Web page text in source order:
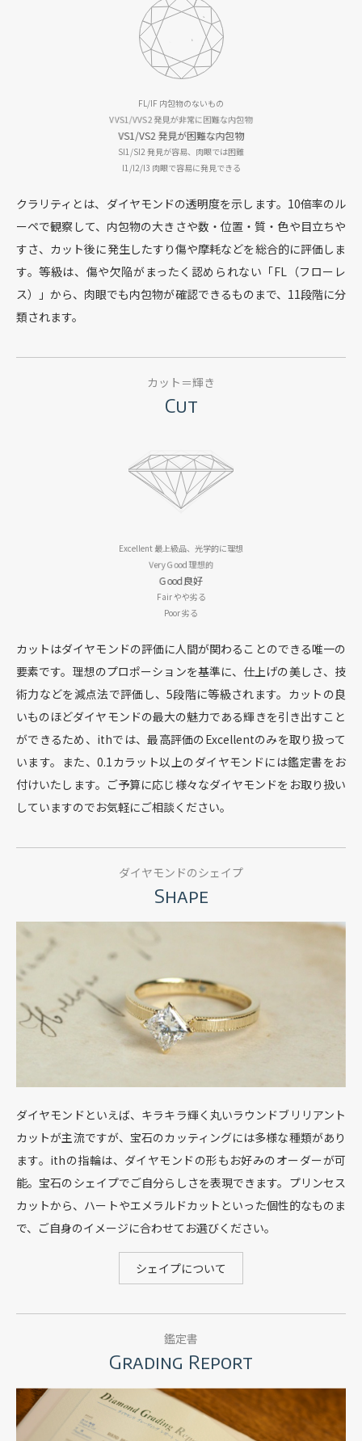
FL/IF 内包物のないもの
VVS1/VVS2 発見が非常に困難な内包物
VS1/VS2発見が困難な内包物
SI1/SI2発見が容易、肉眼では困難
I1/I2/I3 肉眼で容易に発見できる
クラリティとは、ダイヤモンドの透明度を示します。10倍率のル
ーペで観察して、 内包物の大きさや数・位置・質・色や目立ちや
すさ、カット後に発生したすり傷や摩耗などを総合的に評価しま
す。等級は、傷や欠陥がまったく認められない「FL（フローレ
ス）」から、 肉眼でも内包物が確認できるものまで、11段階に分
類されます。
Cut
カット＝輝き
Excellent 最上級品、光学的に理想
Very Good 理想的
Good良好
Fairやや劣る
Poor劣る
カットはダイヤモンドの評価に人間が関わることのできる唯一の
要素です。 理想のプロポーションを基準に、仕上げの美しさ、技
術力などを減点法で評価し、5段階に等級されます。 カットの良
いものほどダイヤモンドの最大の魅力である輝きを引き出すこと
ができるため、ithでは、最高評価のExcellentのみを取り扱って
います。 また、0.1カラット以上のダイヤモンドには鑑定書をお
付けいたします。 ご予算に応じ様々なダイヤモンドをお取り扱い
していますのでお気軽にご相談ください。
Shape
ダイヤモンドのシェイプ
ダイヤモンドといえば、キラキラ輝く丸いラウンドブリリアント
カットが主流ですが、 宝石のカッティングには多様な種類があり
ます。 ithの指輪は、ダイヤモンドの形もお好みのオーダーが可
能。 宝石のシェイプでご自分らしさを表現できます。 プリンセス
カットから、ハートやエメラルドカットといった個性的なものま
で、 ご自身のイメージに合わせてお選びください。
シェイプについて
Grading Report
鑑定書